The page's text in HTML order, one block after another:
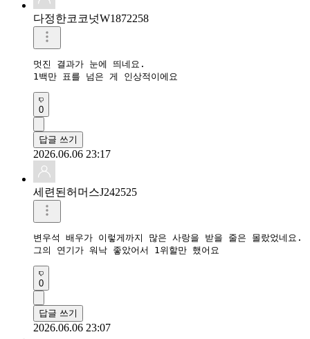
다정한코코넛W1872258
멋진 결과가 눈에 띄네요.
1백만 표를 넘은 게 인상적이에요
0
답글 쓰기
2026.06.06 23:17
세련된허머스J242525
변우석 배우가 이렇게까지 많은 사랑을 받을 줄은 몰랐었네요.
그의 연기가 워낙 좋았어서 1위할만 했어요
0
답글 쓰기
2026.06.06 23:07